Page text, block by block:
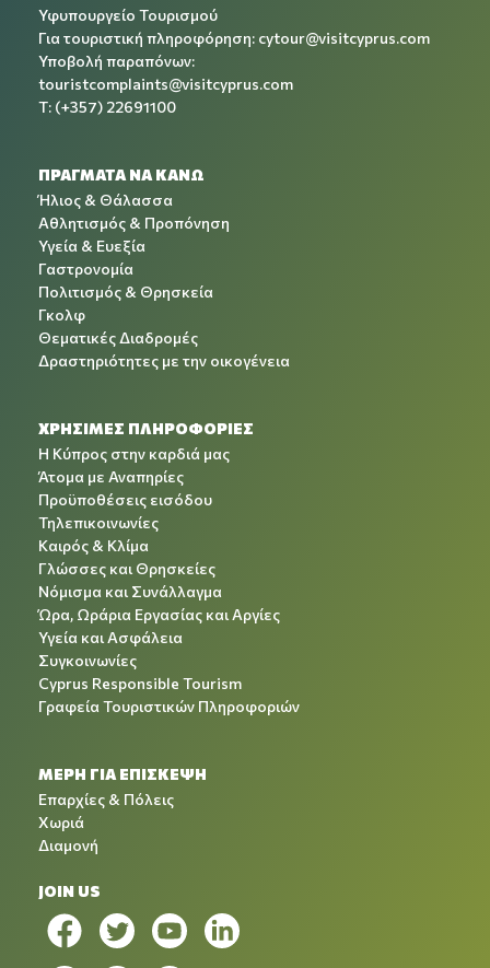
Υφυπουργείο Τουρισμού
Για τουριστική πληροφόρηση: cytour@visitcyprus.com
Υποβολή παραπόνων:
touristcomplaints@visitcyprus.com
T: (+357) 22691100
ΠΡΑΓΜΑΤΑ ΝΑ ΚΑΝΩ
Ήλιος & Θάλασσα
Αθλητισμός & Προπόνηση
Υγεία & Ευεξία
Γαστρονομία
Πολιτισμός & Θρησκεία
Γκολφ
Θεματικές Διαδρομές
Δραστηριότητες με την οικογένεια
ΧΡΉΣΙΜΕΣ ΠΛΗΡΟΦΟΡΊΕΣ
Η Κύπρος στην καρδιά μας
Άτομα με Αναπηρίες
Προϋποθέσεις εισόδου
Τηλεπικοινωνίες
Καιρός & Κλίμα
Γλώσσες και Θρησκείες
Νόμισμα και Συνάλλαγμα
Ώρα, Ωράρια Εργασίας και Αργίες
Υγεία και Ασφάλεια
Συγκοινωνίες
Cyprus Responsible Tourism
Γραφεία Τουριστικών Πληροφοριών
ΜΕΡΗ ΓΙΑ ΕΠΙΣΚΕΨΗ
Επαρχίες & Πόλεις
Χωριά
Διαμονή
JOIN US